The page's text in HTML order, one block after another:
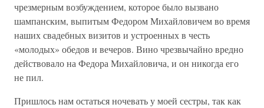
чрезмерным возбуждением, которое было вызвано
шампанским, выпитым Федором Михайловичем во время
наших свадебных визитов и устроенных в честь
«молодых» обедов и вечеров. Вино чрезвычайно вредно
действовало на Федора Михайловича, и он никогда его
не пил.
Пришлось нам остаться ночевать у моей сестры, так как